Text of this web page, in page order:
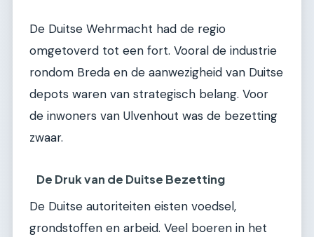
De Duitse Wehrmacht had de regio
omgetoverd tot een fort. Vooral de industrie
rondom Breda en de aanwezigheid van Duitse
depots waren van strategisch belang. Voor
de inwoners van Ulvenhout was de bezetting
zwaar.
De Druk van de Duitse Bezetting
De Duitse autoriteiten eisten voedsel,
grondstoffen en arbeid. Veel boeren in het